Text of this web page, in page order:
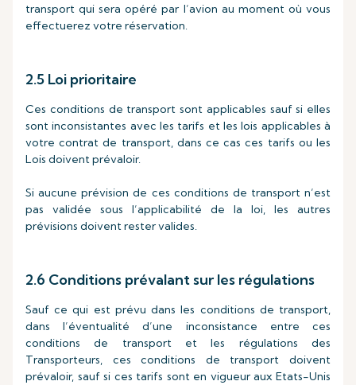
transport qui sera opéré par l’avion au moment où vous
effectuerez votre réservation.
2.5 Loi prioritaire
Ces conditions de transport sont applicables sauf si elles
sont inconsistantes avec les tarifs et les lois applicables à
votre contrat de transport, dans ce cas ces tarifs ou les
Lois doivent prévaloir.
Si aucune prévision de ces conditions de transport n’est
pas validée sous l’applicabilité de la loi, les autres
prévisions doivent rester valides.
2.6 Conditions prévalant sur les régulations
Sauf ce qui est prévu dans les conditions de transport,
dans l’éventualité d’une inconsistance entre ces
conditions de transport et les régulations des
Transporteurs, ces conditions de transport doivent
prévaloir, sauf si ces tarifs sont en vigueur aux Etats-Unis